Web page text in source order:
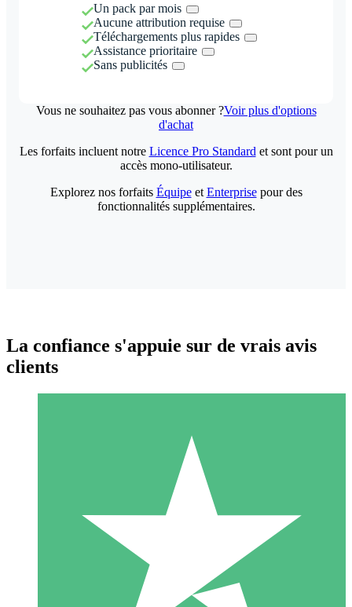
Un pack par mois
Aucune attribution requise
Téléchargements plus rapides
Assistance prioritaire
Sans publicités
Vous ne souhaitez pas vous abonner ?Voir plus d'options
d'achat
Packs de Crédits Individuels
Payez à l'utilisation avec des crédits de téléchargement. Sans
1 Téléchargement
10 00
Les forfaits incluent notre Licence Pro Standard et sont pour un
accès mono-utilisateur.
Explorez nos forfaits Équipeet Enterprisepour des
fonctionnalités supplémentaires.
La confiance s'appuie sur de vrais avis
clients